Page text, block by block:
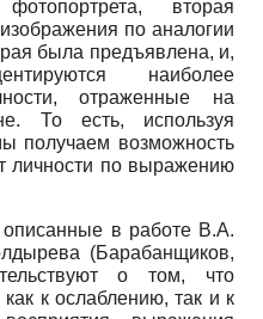
вторая
по аналогии
была предъявлена, и,
наиболее
отраженные на
То есть, используя
получаем возможность
личности по выражению
описанные в работе В.А.
(Барабанщиков,
о том, что
к ослаблению, так и к